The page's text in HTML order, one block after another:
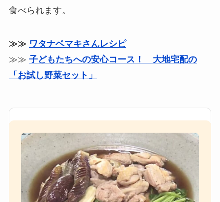
食べられます。
≫≫ ワタナベマキさんレシピ
≫≫ 子どもたちへの安心コース！ 大地宅配の
「お試し野菜セット」